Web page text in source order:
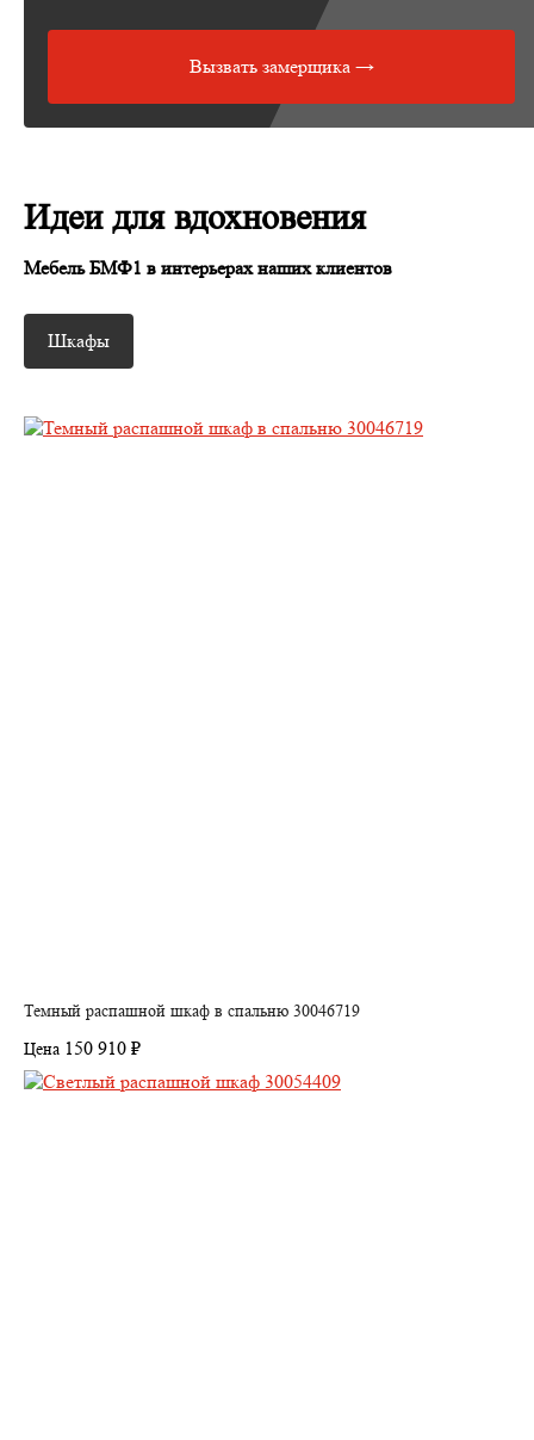
Вызвать замерщика →
Идеи для вдохновения
Мебель БМФ1 в интерьерах наших клиентов
Шкафы
Темный распашной шкаф в спальню 30046719
Цена 150 910 ₽